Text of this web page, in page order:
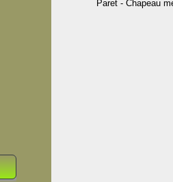
Paret - Chapeau